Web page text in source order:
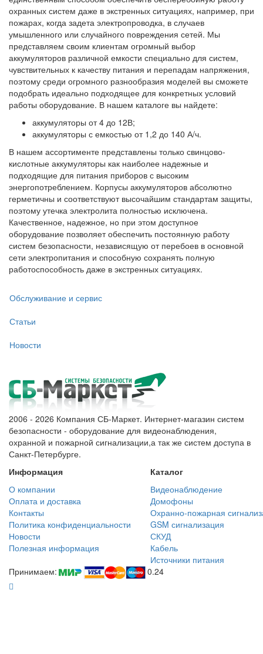
охранных систем даже в экстренных ситуациях, например, при
пожарах, когда задета электропроводка, в случаев
умышленного или случайного повреждения сетей. Мы
представляем своим клиентам огромный выбор
аккумуляторов различной емкости специально для систем,
чувствительных к качеству питания и перепадам напряжения,
поэтому среди огромного разнообразия моделей вы сможете
подобрать идеально подходящее для конкретных условий
работы оборудование. В нашем каталоге вы найдете:
аккумуляторы от 4 до 12В;
аккумуляторы с емкостью от 1,2 до 140 А/ч.
В нашем ассортименте представлены только свинцово-
кислотные аккумуляторы как наиболее надежные и
подходящие для питания приборов с высоким
энергопотреблением. Корпусы аккумуляторов абсолютно
герметичны и соответствуют высочайшим стандартам защиты,
поэтому утечка электролита полностью исключена.
Качественное, надежное, но при этом доступное
оборудование позволяет обеспечить постоянную работу
систем безопасности, независящую от перебоев в основной
сети электропитания и способную сохранять полную
работоспособность даже в экстренных ситуациях.
Обслуживание и сервис
Статьи
Новости
2006 - 2026 Компания СБ-Маркет. Интернет-магазин систем
безопасности - оборудование для видеонаблюдения,
охранной и пожарной сигнализации,а так же систем доступа в
Санкт-Петербурге.
Информация
Каталог
О компании
Видеонаблюдение
Оплата и доставка
Домофоны
Контакты
Охранно-пожарная
Политика конфиденциальности
GSM сигнализация
Новости
СКУД
Полезная информация
Кабель
Источники питания
Принимаем:
0.24